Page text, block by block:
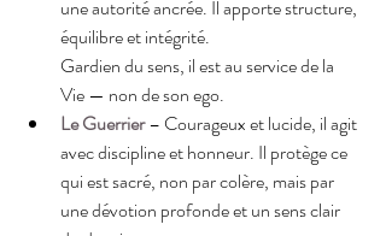
une autorité ancrée. Il apporte structure,
équilibre et intégrité.
Gardien du sens, il est au service de la
Vie — non de son ego.
Le Guerrier – Courageux et lucide, il agit
avec discipline et honneur. Il protège ce
qui est sacré, non par colère, mais par
une dévotion profonde et un sens clair